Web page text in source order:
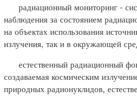
радиационный мониторинг -
наблюдения за состоянием
на объектах использования
излучения, так и в окружающей
естественный радиационный
создаваемая космическим
природных радионуклидов,